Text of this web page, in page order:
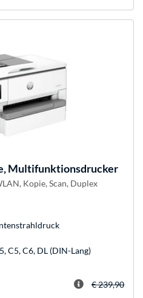
Multifunktionsdrucker
Kopie, Scan, Duplex
C5, C6, DL (DIN-Lang)
€ 239,90